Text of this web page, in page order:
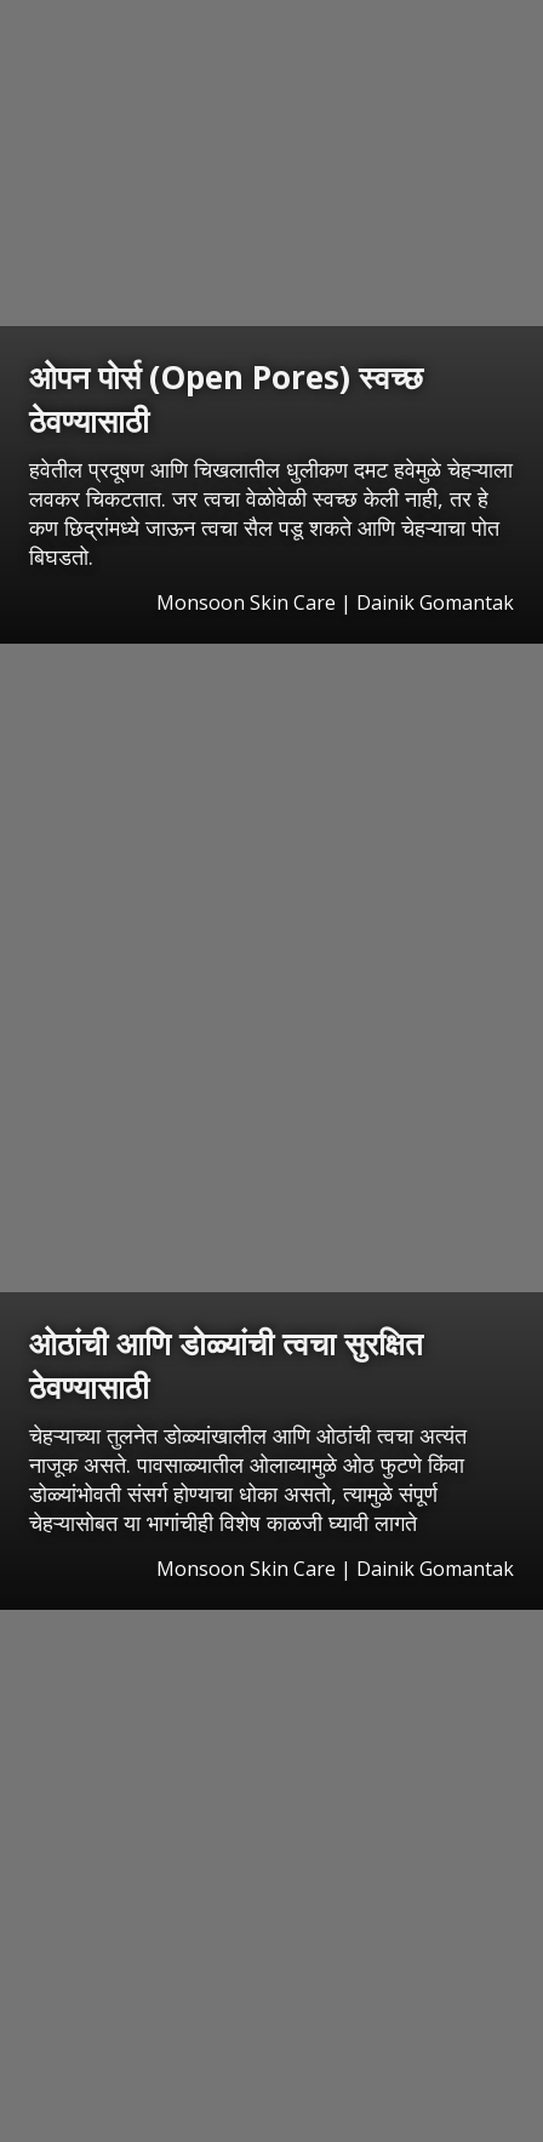
ओपन पोर्स (Open Pores) स्वच्छ
ठेवण्यासाठी
हवेतील प्रदूषण आणि चिखलातील धुलीकण दमट हवेमुळे चेहऱ्याला
लवकर चिकटतात. जर त्वचा वेळोवेळी स्वच्छ केली नाही, तर हे
कण छिद्रांमध्ये जाऊन त्वचा सैल पडू शकते आणि चेहऱ्याचा पोत
बिघडतो.
Monsoon Skin Care | Dainik Gomantak
ओठांची आणि डोळ्यांची त्वचा सुरक्षित
ठेवण्यासाठी
चेहऱ्याच्या तुलनेत डोळ्यांखालील आणि ओठांची त्वचा अत्यंत
नाजूक असते. पावसाळ्यातील ओलाव्यामुळे ओठ फुटणे किंवा
डोळ्यांभोवती संसर्ग होण्याचा धोका असतो, त्यामुळे संपूर्ण
चेहऱ्यासोबत या भागांचीही विशेष काळजी घ्यावी लागते
Monsoon Skin Care | Dainik Gomantak